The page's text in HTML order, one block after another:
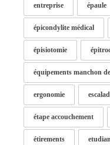
entreprise épaule
épicondylite médical
épisiotomie
équipements manchon
ergonomie
étape accouchement
étirements